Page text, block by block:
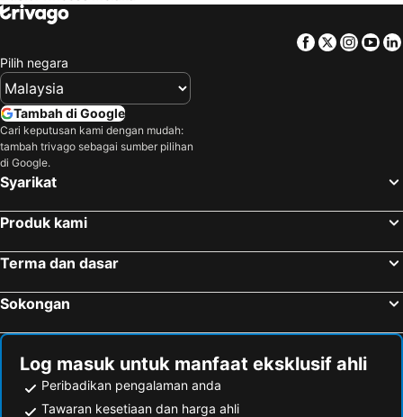
Facebook
Twitter
Pilih negara
Tambah di Google
Cari keputusan kami dengan mudah:
tambah trivago sebagai sumber pilihan
di Google.
Syarikat
Produk kami
Terma dan dasar
Sokongan
Log masuk untuk manfaat eksklusif ahli
Peribadikan pengalaman anda
Tawaran kesetiaan dan harga ahli